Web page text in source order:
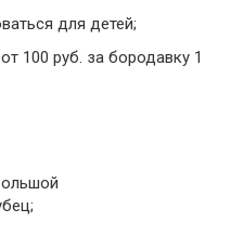
для детей;
100 руб. за бородавку 1